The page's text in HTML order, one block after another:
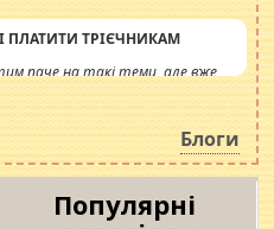
ПЛАТИТИ ТРІЄЧНИКАМ
паче на такі теми, але вже
сьогоднішні інсенуації
питання. Штучно
соціальна катастрофа.
Блоги
Популярні